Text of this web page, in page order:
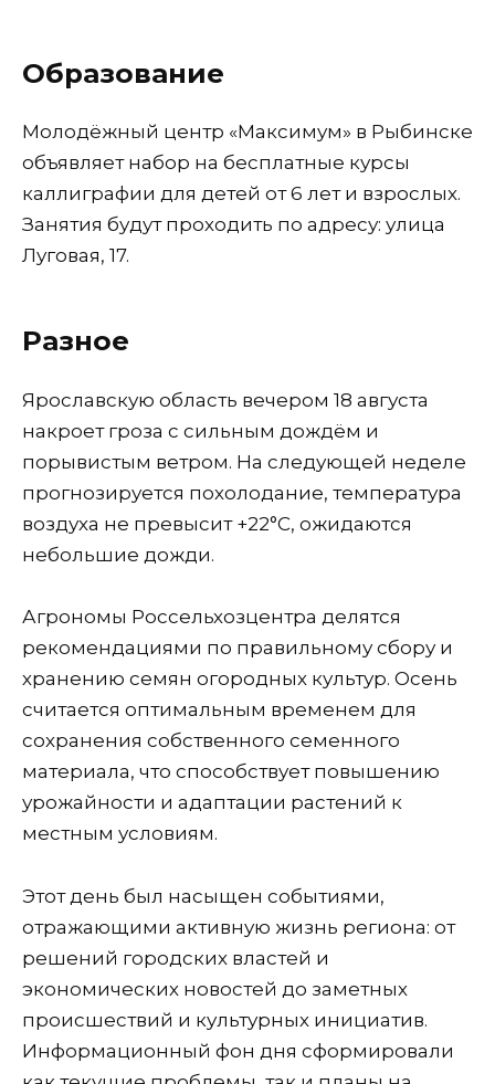
Образование
Молодёжный центр «Максимум» в Рыбинске
объявляет набор на бесплатные курсы
каллиграфии для детей от 6 лет и взрослых.
Занятия будут проходить по адресу: улица
Луговая, 17.
Разное
Ярославскую область вечером 18 августа
накроет гроза с сильным дождём и
порывистым ветром. На следующей неделе
прогнозируется похолодание, температура
воздуха не превысит +22°С, ожидаются
небольшие дожди.
Агрономы Россельхозцентра делятся
рекомендациями по правильному сбору и
хранению семян огородных культур. Осень
считается оптимальным временем для
сохранения собственного семенного
материала, что способствует повышению
урожайности и адаптации растений к
местным условиям.
Этот день был насыщен событиями,
отражающими активную жизнь региона: от
решений городских властей и
экономических новостей до заметных
происшествий и культурных инициатив.
Информационный фон дня сформировали